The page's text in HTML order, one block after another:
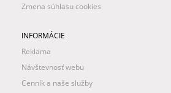
Zmena súhlasu cookies
INFORMÁCIE
Reklama
Návštevnosť webu
Cenník a naše služby